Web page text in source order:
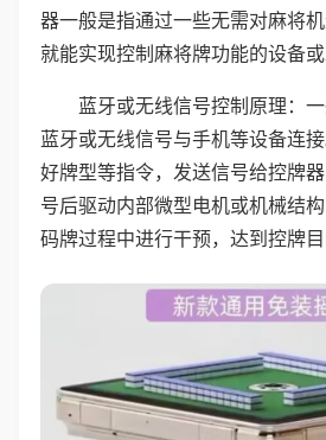
器一般是指通过一些无需对麻将
就能实现控制麻将牌功能的设备或
蓝牙或无线信号控制原理：
蓝牙或无线信号与手机等设备连
好牌型等指令，发送信号给控牌
号后驱动内部微型电机或机械结构
码牌过程中进行干预，达到控牌目